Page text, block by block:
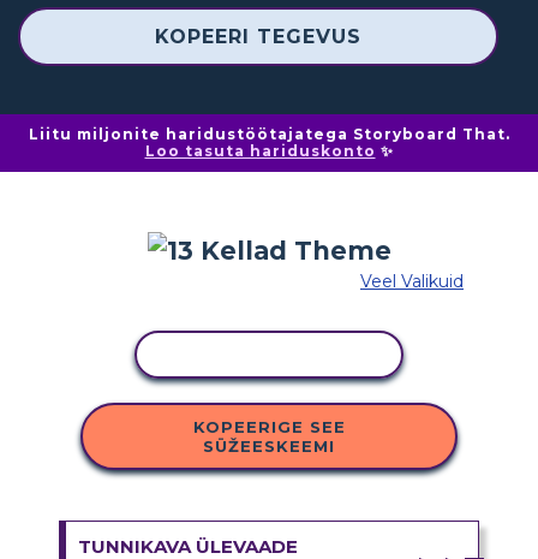
KOPEERI TEGEVUS
Liitu miljonite haridustöötajatega Storyboard That.
Loo tasuta hariduskonto ✨
Veel Valikuid
KOPEERIGE SEE
SÜŽEESKEEMI
TUNNIKAVA ÜLEVAADE